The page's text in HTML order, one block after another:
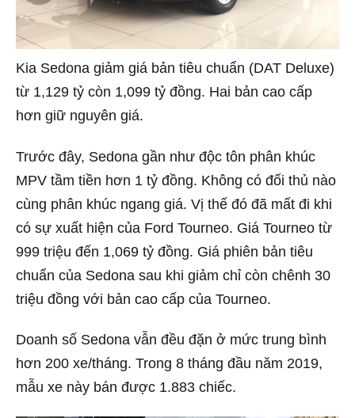
Kia Sedona giảm giá bản tiêu chuẩn (DAT Deluxe)
từ 1,129 tỷ còn 1,099 tỷ đồng. Hai bản cao cấp
hơn giữ nguyên giá.
Trước đây, Sedona gần như độc tôn phân khúc
MPV tầm tiền hơn 1 tỷ đồng. Không có đối thủ nào
cùng phân khúc ngang giá. Vị thế đó đã mất đi khi
có sự xuất hiện của Ford Tourneo. Giá Tourneo từ
999 triệu đến 1,069 tỷ đồng. Giá phiên bản tiêu
chuẩn của Sedona sau khi giảm chỉ còn chênh 30
triệu đồng với bản cao cấp của Tourneo.
Doanh số Sedona vẫn đều đặn ở mức trung bình
hơn 200 xe/tháng. Trong 8 tháng đầu năm 2019,
mẫu xe này bán được 1.883 chiếc.